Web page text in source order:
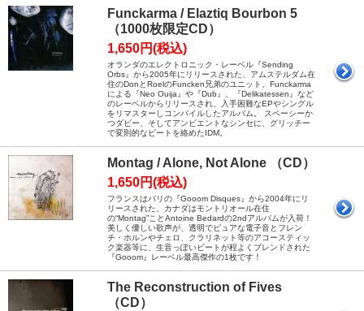
Funckarma / Elaztiq Bourbon 5
（1000枚限定CD）
1,650円(税込)
オランダのエレクトロニック・レーベル『Sending
Orbs』から2005年にリリースされた、アムステルダム在
住のDonとRoelのFuncken兄弟のユニット、Funckarma
による『Neo Ouija』や『Dub』、『Delikatessen』など
のレーベルからリリースされ、入手困難なEPやシングル
をリマスターしコンパイルしたアルバム。 スペーシーか
つダビー、そしてアンビエントなシンセに、グリッチー
で変則的なビートを絡めたIDM。
Montag / Alone, Not Alone （CD）
1,650円(税込)
フランスはパリの『Gooom Disques』から2004年にリ
リースされた、カナダはモントリオール在住
の“Montag”ことAntoine Bedardの2ndアルバムが入荷！
美しく優しい歌声が、透明でピュアな電子音とフレン
チ・ホルンやチェロ、クラリネット等のアコースティッ
ク楽器等に、生音っぽいビートが程よくブレンドされた
『Gooom』レーベル最高傑作の1枚です！
The Reconstruction of Fives
（CD）